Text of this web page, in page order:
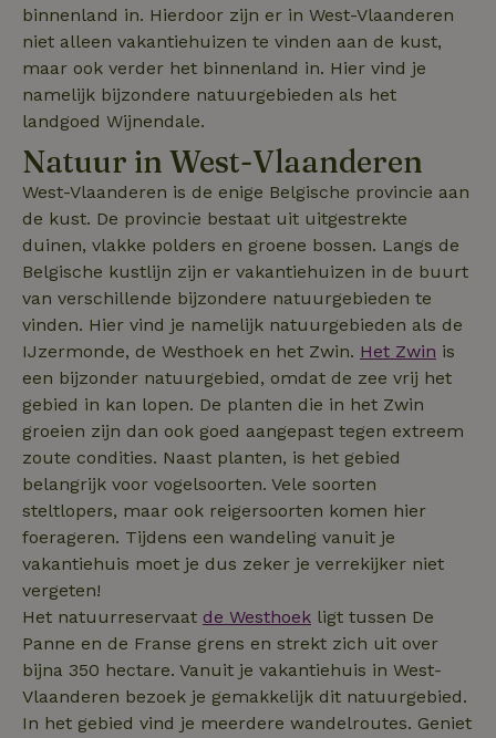
binnenland in. Hierdoor zijn er in West-Vlaanderen
niet alleen vakantiehuizen te vinden aan de kust,
maar ook verder het binnenland in. Hier vind je
namelijk bijzondere natuurgebieden als het
landgoed Wijnendale.
Natuur in West-Vlaanderen
West-Vlaanderen is de enige Belgische provincie aan
de kust. De provincie bestaat uit uitgestrekte
duinen, vlakke polders en groene bossen. Langs de
Belgische kustlijn zijn er vakantiehuizen in de buurt
van verschillende bijzondere natuurgebieden te
vinden. Hier vind je namelijk natuurgebieden als de
IJzermonde, de Westhoek en het Zwin. Het Zwin is
een bijzonder natuurgebied, omdat de zee vrij het
gebied in kan lopen. De planten die in het Zwin
groeien zijn dan ook goed aangepast tegen extreem
zoute condities. Naast planten, is het gebied
belangrijk voor vogelsoorten. Vele soorten
steltlopers, maar ook reigersoorten komen hier
foerageren. Tijdens een wandeling vanuit je
vakantiehuis moet je dus zeker je verrekijker niet
vergeten!
Het natuurreservaat de Westhoek ligt tussen De
Panne en de Franse grens en strekt zich uit over
bijna 350 hectare. Vanuit je vakantiehuis in West-
Vlaanderen bezoek je gemakkelijk dit natuurgebied.
In het gebied vind je meerdere wandelroutes. Geniet
gebruikt om
en
te berekenen
_ga_JRK1QL37RY .natuurhuisje.be
1 jaar 1
maand
Deze cookie
gebruikt door
Google
_ttp .tiktok.com 3 maanden
Deze cookie
gebruikt om
en -gedrag
voor
en
Deze
wordt
de
functionaliteit
gebruikt om
website te
Deze
wordt
de
te verbeteren
de website te
optimaliseren.
_uetvid
Microsoft
Corporation
.natuurhuisje.be
1 jaar
IDE
Google LLC
.doubleclick.net
_fbp
Meta Platform
.natuurhuisje.be
3 maanden
_nhftconstraint_safety-
deposit-refund
www.natuurhuisje.be
_nhft_privacy-policy www.natuurhuisje.be
FPAU .natuurhuisje.be 3
_nhftconstraint_new-
calendar
www.natuurhuisje.be
_nhftconstraint_search-
group-locations
www.natuurhuisje.be
_cfuvid .challenges.cloudflare.com